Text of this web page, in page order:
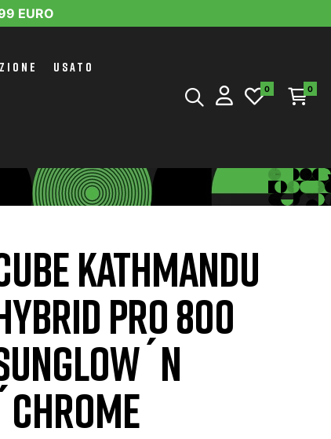
EURO
USATO
0 0
KATHMANDU
PRO 800